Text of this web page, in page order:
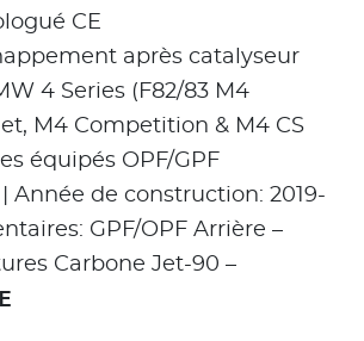
CE
après catalyseur
4 Series (F82/83 M4
M4 Competition & M4 CS
équipés OPF/GPF
Année de construction: 2019-
GPF/OPF Arrière –
Carbone Jet-90 –